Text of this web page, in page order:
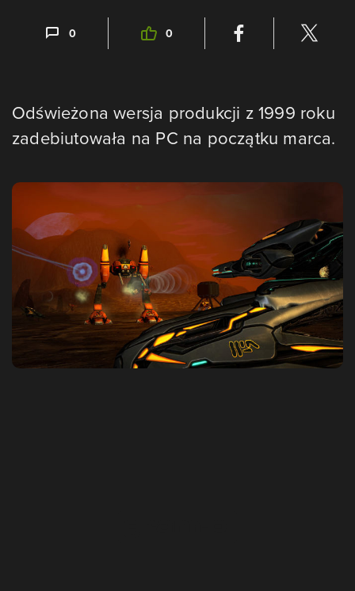
0 0
Odświeżona wersja produkcji z 1999 roku
zadebiutowała na PC na początku marca.